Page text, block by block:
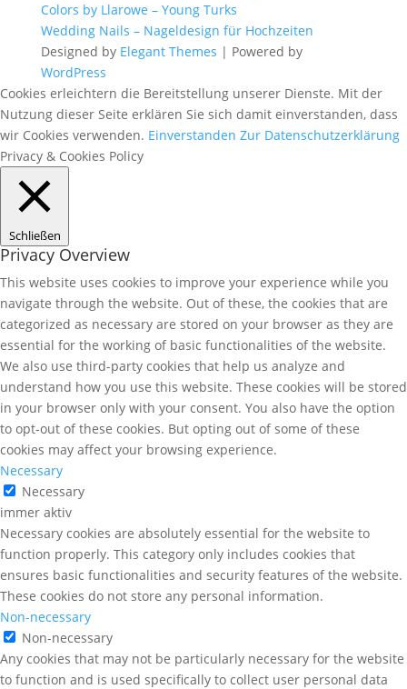
Colors by Llarowe – Young Turks
Wedding Nails – Nageldesign für Hochzeiten
Designed by Elegant Themes | Powered by
WordPress
Cookies erleichtern die Bereitstellung unserer Dienste. Mit der
Nutzung dieser Seite erklären Sie sich damit einverstanden, dass
wir Cookies verwenden. Einverstanden Zur Datenschutzerklärung
Privacy & Cookies Policy
Schließen
Privacy Overview
This website uses cookies to improve your experience while you
navigate through the website. Out of these, the cookies that are
categorized as necessary are stored on your browser as they are
essential for the working of basic functionalities of the website.
We also use third-party cookies that help us analyze and
understand how you use this website. These cookies will be stored
in your browser only with your consent. You also have the option
to opt-out of these cookies. But opting out of some of these
cookies may affect your browsing experience.
Necessary
Necessary
immer aktiv
Necessary cookies are absolutely essential for the website to
function properly. This category only includes cookies that
ensures basic functionalities and security features of the website.
These cookies do not store any personal information.
Non-necessary
Non-necessary
Any cookies that may not be particularly necessary for the website
to function and is used specifically to collect user personal data